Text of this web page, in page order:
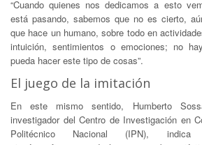
“Cuando quienes nos dedicamos a esto
está pasando, sabemos que no es cierto,
que hace un humano, sobre todo en
intuición, sentimientos o emociones; no
pueda hacer este tipo de cosas”.
El juego de la imitación
En este mismo sentido, Humberto
investigador del Centro de Investigación en
Politécnico Nacional (IPN),